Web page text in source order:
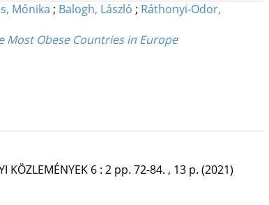
Mónika ; Balogh, László ; Ráthonyi-Odor,
Most Obese Countries in Europe
KÖZLEMÉNYEK 6: 2 pp. 72-84. , 13 p. (2021)